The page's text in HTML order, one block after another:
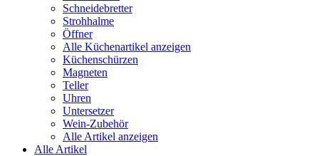
Schneidebretter
Strohhalme
Öffner
Alle Küchenartikel anzeigen
Küchenschürzen
Magneten
Teller
Uhren
Untersetzer
Wein-Zubehör
Alle Artikel anzeigen
Alle Artikel